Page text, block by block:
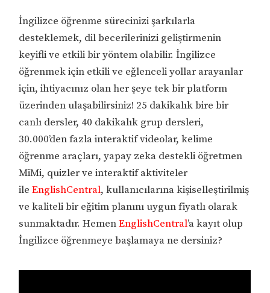
İngilizce öğrenme sürecinizi şarkılarla
desteklemek, dil becerilerinizi geliştirmenin
keyifli ve etkili bir yöntem olabilir. İngilizce
öğrenmek için etkili ve eğlenceli yollar arayanlar
için, ihtiyacınız olan her şeye tek bir platform
üzerinden ulaşabilirsiniz! 25 dakikalık bire bir
canlı dersler, 40 dakikalık grup dersleri,
30.000’den fazla interaktif videolar, kelime
öğrenme araçları, yapay zeka destekli öğretmen
MiMi, quizler ve interaktif aktiviteler
ileEnglishCentral, kullanıcılarına kişiselleştirilmiş
ve kaliteli bir eğitim planını uygun fiyatlı olarak
sunmaktadır. HemenEnglishCentral’a kayıt olup
İngilizce öğrenmeye başlamaya ne dersiniz?